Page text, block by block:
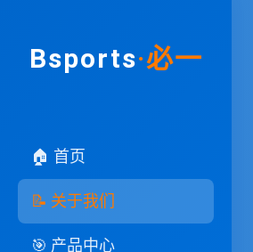
Bsports·必一
🏠 首页
📝 关于我们
🎯 产品中心